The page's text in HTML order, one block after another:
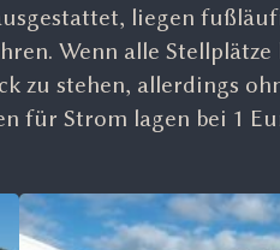
liegen
Wenn alle
zu stehen, allerdings
für Strom lagen bei 1